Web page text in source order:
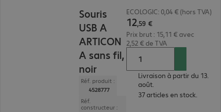
Souris
USB A
ARTICON
A sans fil,
noir
Réf. produit :
4528777
Réf.
constructeur :
ECOLOGIC: 0,04 € (hors TVA)
12,59 €
Prix brut : 15,11 € avec
2,52 € de TVA
Livraison à partir du 13.
août.
37 articles en stock.